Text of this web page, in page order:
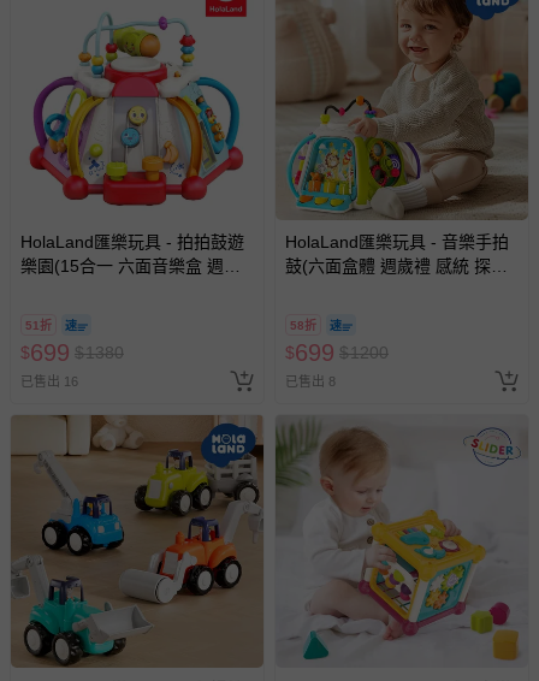
HolaLand匯樂玩具 - 拍拍鼓遊
樂園(15合一 六面音樂盒 週歲
51折
$699 $1380
已售出 16
HolaLand匯樂玩具 - 音樂手拍
鼓(六面盒體 週歲禮 感統 探索
58折
$699 $1200
已售出 8